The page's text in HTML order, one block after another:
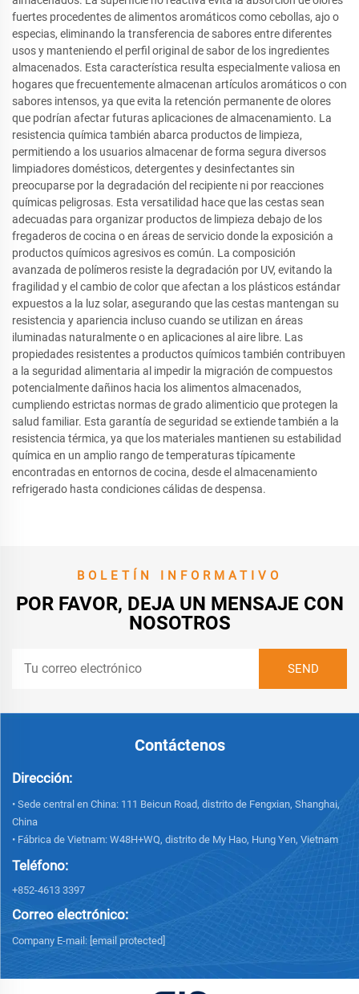
fuertes procedentes de alimentos aromáticos como cebollas, ajo o
especias, eliminando la transferencia de sabores entre diferentes
usos y manteniendo el perfil original de sabor de los ingredientes
almacenados. Esta característica resulta especialmente valiosa en
hogares que frecuentemente almacenan artículos aromáticos o con
sabores intensos, ya que evita la retención permanente de olores
que podrían afectar futuras aplicaciones de almacenamiento. La
resistencia química también abarca productos de limpieza,
permitiendo a los usuarios almacenar de forma segura diversos
limpiadores domésticos, detergentes y desinfectantes sin
preocuparse por la degradación del recipiente ni por reacciones
químicas peligrosas. Esta versatilidad hace que las cestas sean
adecuadas para organizar productos de limpieza debajo de los
fregaderos de cocina o en áreas de servicio donde la exposición a
productos químicos agresivos es común. La composición
avanzada de polímeros resiste la degradación por UV, evitando la
fragilidad y el cambio de color que afectan a los plásticos estándar
expuestos a la luz solar, asegurando que las cestas mantengan su
resistencia y apariencia incluso cuando se utilizan en áreas
iluminadas naturalmente o en aplicaciones al aire libre. Las
propiedades resistentes a productos químicos también contribuyen
a la seguridad alimentaria al impedir la migración de compuestos
potencialmente dañinos hacia los alimentos almacenados,
cumpliendo estrictas normas de grado alimenticio que protegen la
salud familiar. Esta garantía de seguridad se extiende también a la
resistencia térmica, ya que los materiales mantienen su estabilidad
química en un amplio rango de temperaturas típicamente
encontradas en entornos de cocina, desde el almacenamiento
refrigerado hasta condiciones cálidas de despensa.
BOLETÍN INFORMATIVO
POR FAVOR, DEJA UN MENSAJE CON
NOSOTROS
Contáctenos
Dirección:
• Sede central en China: 111 Beicun Road, distrito de Fengxian, Shanghai,
China
• Fábrica de Vietnam: W48H+WQ, distrito de My Hao, Hung Yen, Vietnam
Teléfono:
+852-4613 3397
Correo electrónico:
Company E-mail: [email protected]